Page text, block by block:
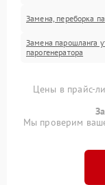
Замена, переборка
Замена парошланга
парогенератора
Цены в прайс-
Мы проверим